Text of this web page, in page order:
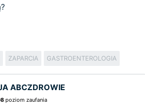
ZAPARCIA GASTROENTEROLOGIA
ABCZDROWIE
poziom zaufania